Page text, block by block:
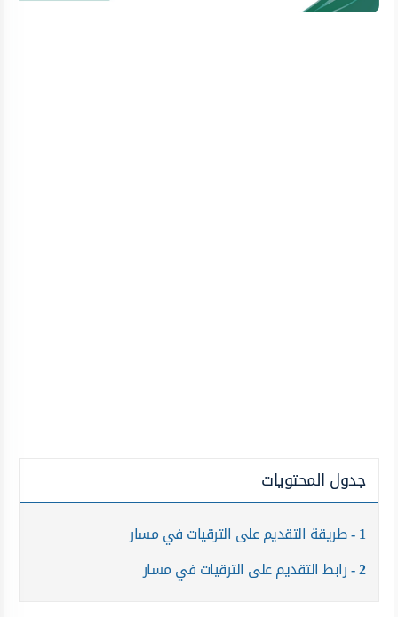
جدول المحتويات
1 طريقة التقديم على الترقيات في مسار
2 رابط التقديم على الترقيات في مسار